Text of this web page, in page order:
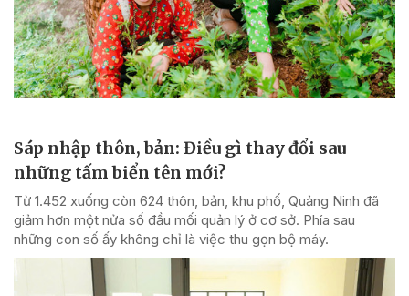
Sáp nhập thôn, bản: Điều gì thay đổi sau
những tấm biển tên mới?
Từ 1.452 xuống còn 624 thôn, bản, khu phố, Quảng Ninh đã
giảm hơn một nửa số đầu mối quản lý ở cơ sở. Phía sau
những con số ấy không chỉ là việc thu gọn bộ máy.